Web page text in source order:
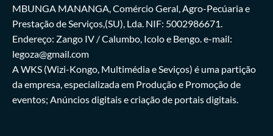
MBUNGA MANANGA, Comércio Geral, Agro-Pecúaria e
Prestação de Serviços,(SU), Lda. NIF: 5002986671.
Endereço: Zango IV / Calumbo, Icolo e Bengo. e-mail:
legoza@gmail.com
A WKS (Wizi-Kongo, Multimédia e Seviços) é uma partição
da empresa, especializada em Produção e Promoção de
eventos; Anúncios digitais e criação de portais digitais.